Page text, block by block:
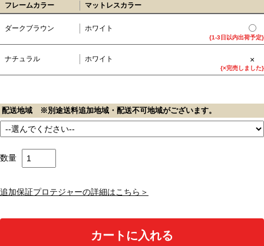
フレームカラー マットレスカラー
ダークブラウン ホワイト
{1-3日以内出荷予定}
ナチュラル ホワイト ×
{×完売しました}
配送地域 ※別途送料追加地域・配送不可地域がございます。
数量
追加保証プロテジャーの詳細はこちら＞